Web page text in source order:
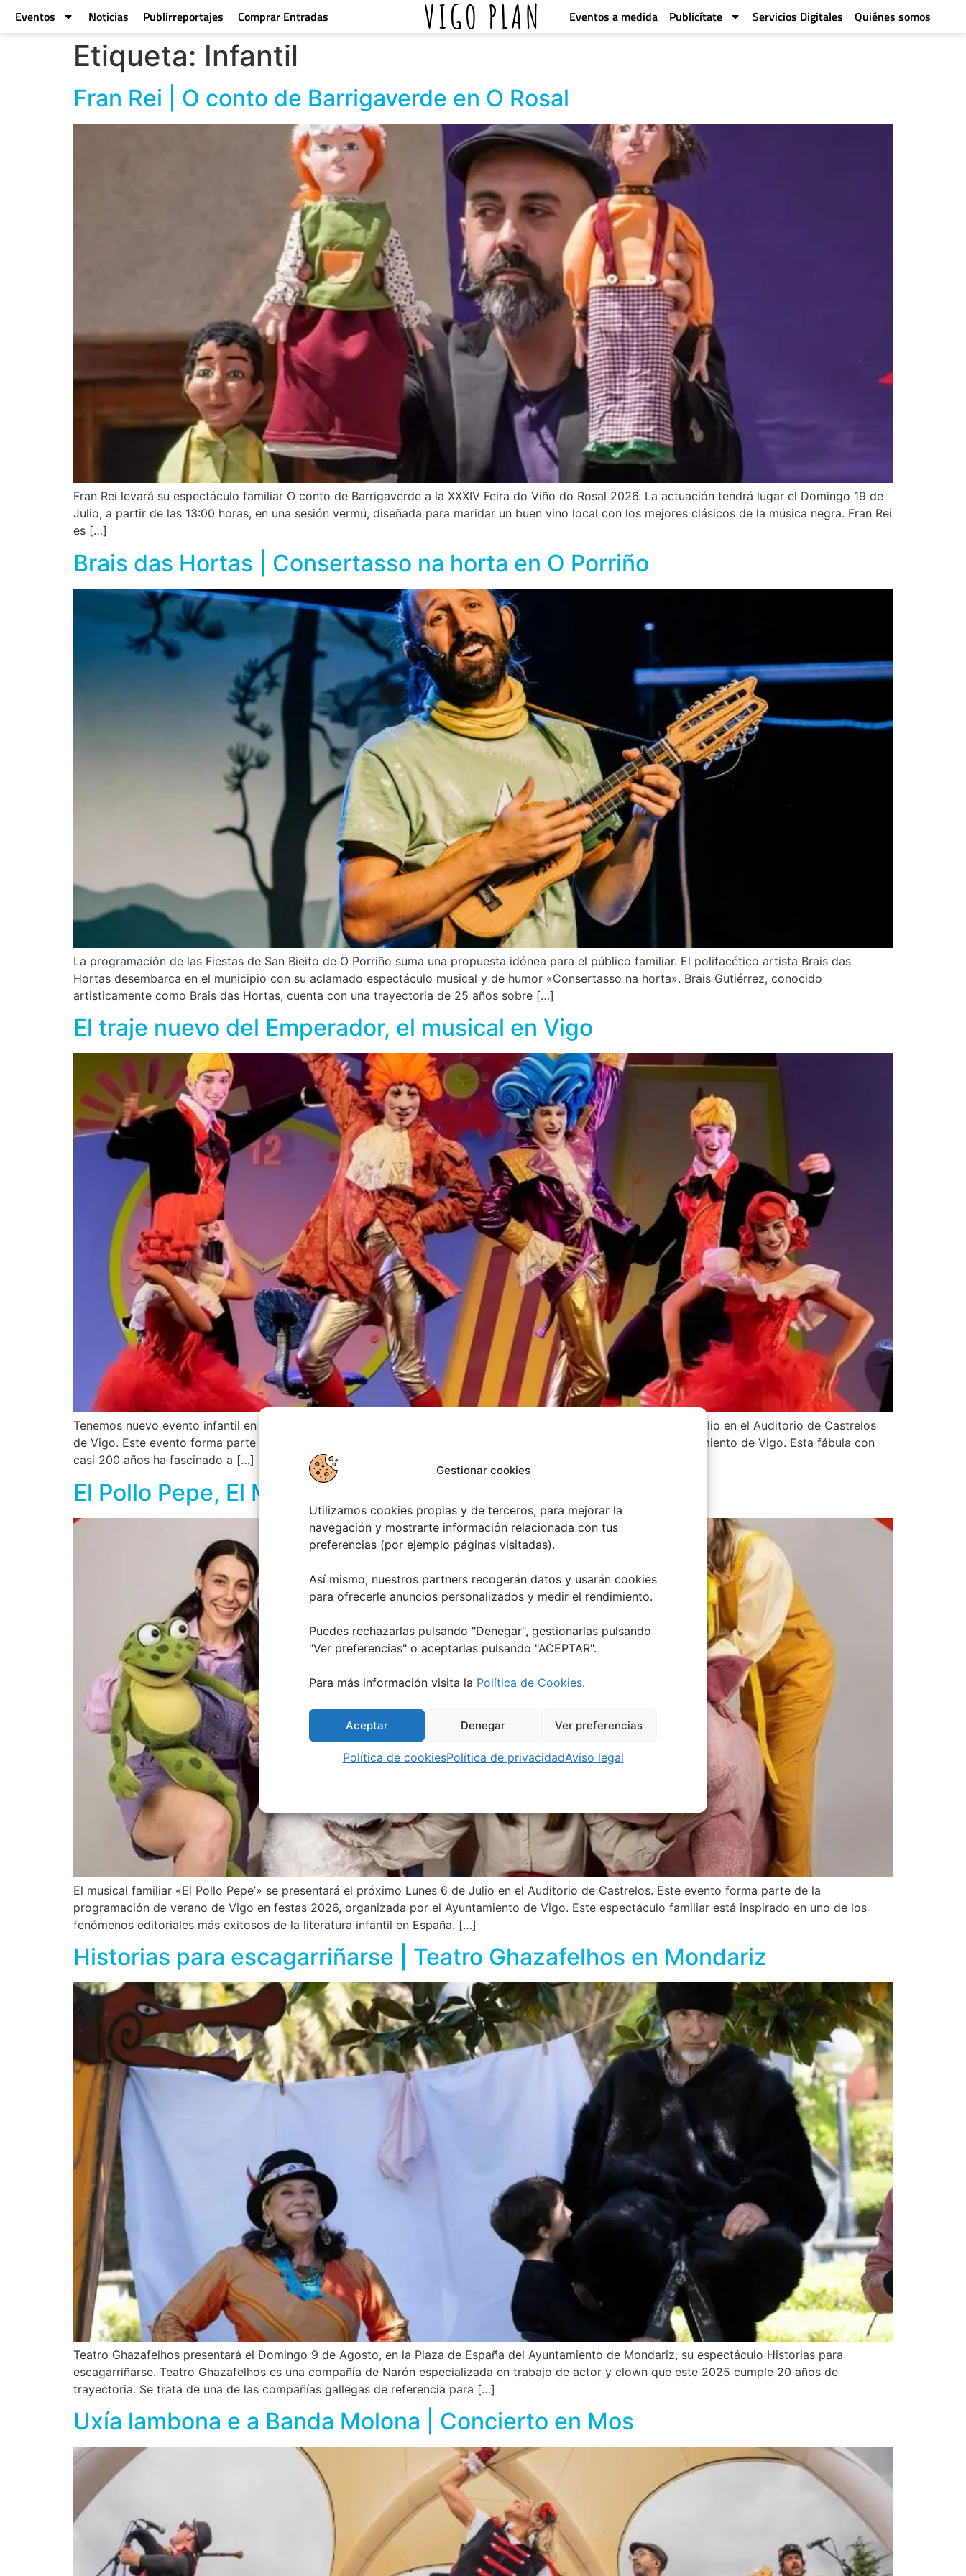
Gestionar cookies
Utilizamos cookies propias y de terceros, para mejorar la
navegación y mostrarte información relacionada con tus
preferencias (por ejemplo páginas visitadas).
Así mismo, nuestros partners recogerán datos y usarán cookies
para ofrecerle anuncios personalizados y medir el rendimiento.
Puedes rechazarlas pulsando "Denegar", gestionarlas pulsando
"Ver preferencias" o aceptarlas pulsando "ACEPTAR".
Para más información visita la Política de Cookies.
Aceptar Denegar Ver preferencias
Política de cookiesPolítica de privacidadAviso legal
Eventos Noticias Publirreportajes Comprar Entradas VIGO PLAN Eventos a medida Publicítate Servicios Digitales Quiénes somos
Etiqueta: Infantil
Fran Rei | O conto de Barrigaverde en O Rosal
Fran Rei levará su espectáculo familiar O conto de Barrigaverde a la XXXIV Feira do Viño do Rosal 2026. La actuación tendrá lugar el Domingo 19 de
Julio, a partir de las 13:00 horas, en una sesión vermú, diseñada para maridar un buen vino local con los mejores clásicos de la música negra. Fran Rei
es […]
Brais das Hortas | Consertasso na horta en O Porriño
La programación de las Fiestas de San Bieito de O Porriño suma una propuesta idónea para el público familiar. El polifacético artista Brais das
Hortas desembarca en el municipio con su aclamado espectáculo musical y de humor «Consertasso na horta». Brais Gutiérrez, conocido
artisticamente como Brais das Hortas, cuenta con una trayectoria de 25 años sobre […]
El traje nuevo del Emperador, el musical en Vigo
Tenemos nuevo evento infantil en Castrelos, El traje nuevo del Emperador, El musical. La cita será el Lunes 20 de Julio en el Auditorio de Castrelos
de Vigo. Este evento forma parte de la programación de verano de Vigo en Festas 2026, organizada por el Ayuntamiento de Vigo. Esta fábula con
casi 200 años ha fascinado a […]
El Pollo Pepe, El Musical en Vigo
El musical familiar «El Pollo Pepe’» se presentará el próximo Lunes 6 de Julio en el Auditorio de Castrelos. Este evento forma parte de la
programación de verano de Vigo en festas 2026, organizada por el Ayuntamiento de Vigo. Este espectáculo familiar está inspirado en uno de los
fenómenos editoriales más exitosos de la literatura infantil en España. […]
Historias para escagarriñarse | Teatro Ghazafelhos en Mondariz
Teatro Ghazafelhos presentará el Domingo 9 de Agosto, en la Plaza de España del Ayuntamiento de Mondariz, su espectáculo Historias para
escagarriñarse. Teatro Ghazafelhos es una compañía de Narón especializada en trabajo de actor y clown que este 2025 cumple 20 años de
trayectoria. Se trata de una de las compañías gallegas de referencia para […]
Uxía lambona e a Banda Molona | Concierto en Mos